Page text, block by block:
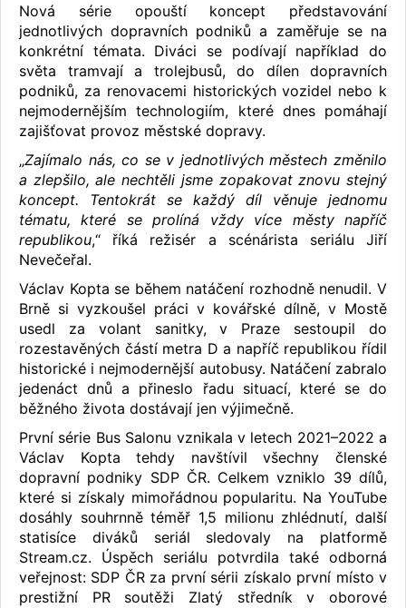
Nová série opouští koncept představování
jednotlivých dopravních podniků a zaměřuje se na
konkrétní témata. Diváci se podívají například do
světa tramvají a trolejbusů, do dílen dopravních
podniků, za renovacemi historických vozidel nebo k
nejmodernějším technologiím, které dnes pomáhají
zajišťovat provoz městské dopravy.
„Zajímalo nás, co se v jednotlivých městech změnilo
a zlepšilo, ale nechtěli jsme zopakovat znovu stejný
koncept. Tentokrát se každý díl věnuje jednomu
tématu, které se prolíná vždy více městy napříč
republikou,“ říká režisér a scénárista seriálu Jiří
Nevečeřal.
Václav Kopta se během natáčení rozhodně nenudil. V
Brně si vyzkoušel práci v kovářské dílně, v Mostě
usedl za volant sanitky, v Praze sestoupil do
rozestavěných částí metra D a napříč republikou řídil
historické i nejmodernější autobusy. Natáčení zabralo
jedenáct dnů a přineslo řadu situací, které se do
běžného života dostávají jen výjimečně.
První série Bus Salonu vznikala v letech 2021–2022 a
Václav Kopta tehdy navštívil všechny členské
dopravní podniky SDP ČR. Celkem vzniklo 39 dílů,
které si získaly mimořádnou popularitu. Na YouTube
dosáhly souhrnně téměř 1,5 milionu zhlédnutí, další
statisíce diváků seriál sledovaly na platformě
Stream.cz. Úspěch seriálu potvrdila také odborná
veřejnost: SDP ČR za první sérii získalo první místo v
prestižní PR soutěži Zlatý středník v oborové